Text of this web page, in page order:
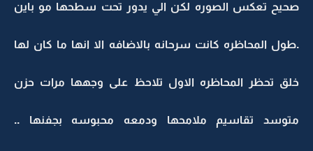
صحيح تعكس الصوره لكن الي يدور تحت سطحها مو باين
.طول المحاظره كانت سرحانه بالاضافه الا انها ما كان لها
خلق تحظر المحاظره الاول تلاحظ على وجهها مرات حزن
متوسد تقاسيم ملامحها ودمعه محبوسه بجفنها ..